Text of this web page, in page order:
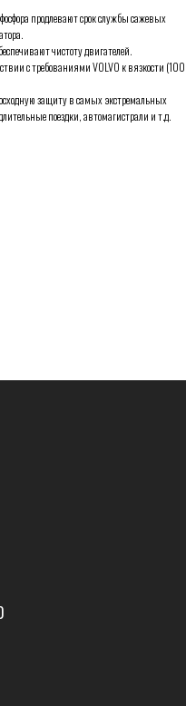
продлевают срок службы сажевых
чистоту двигателей.
с требованиями VOLVO к вязкости (100
защиту в самых экстремальных
поездки, автомагистрали и т.д.